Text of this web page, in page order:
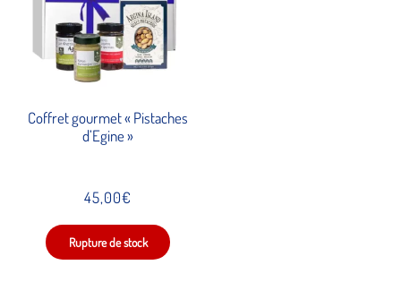
Coffret gourmet « Pistaches
d’Egine »
45,00€